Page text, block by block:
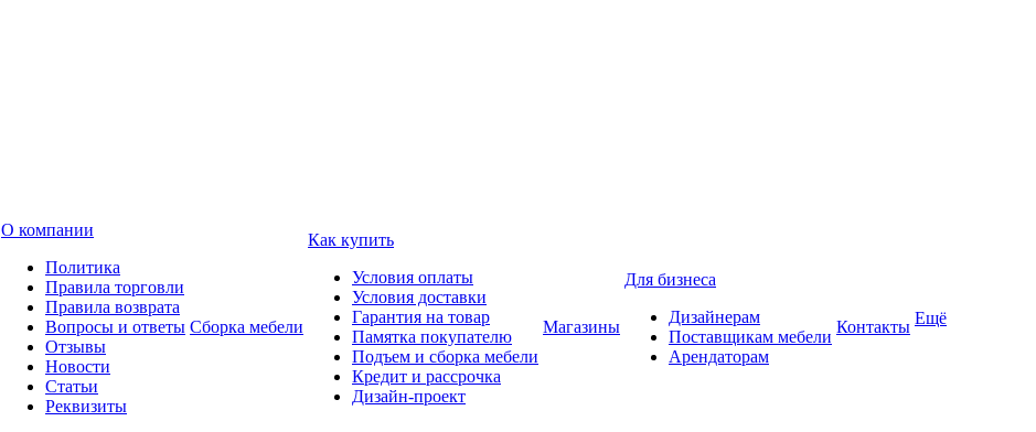
О компании
Политика
Правила торговли
Правила возврата
Вопросы и ответы
Отзывы
Новости
Статьи
Реквизиты
Сборка мебели
Как купить
Условия оплаты
Условия доставки
Гарантия на товар
Памятка покупателю
Подъем и сборка мебели
Кредит и рассрочка
Дизайн-проект
Магазины
Для бизнеса
Дизайнерам
Поставщикам мебели
Арендаторам
Контакты Ещё